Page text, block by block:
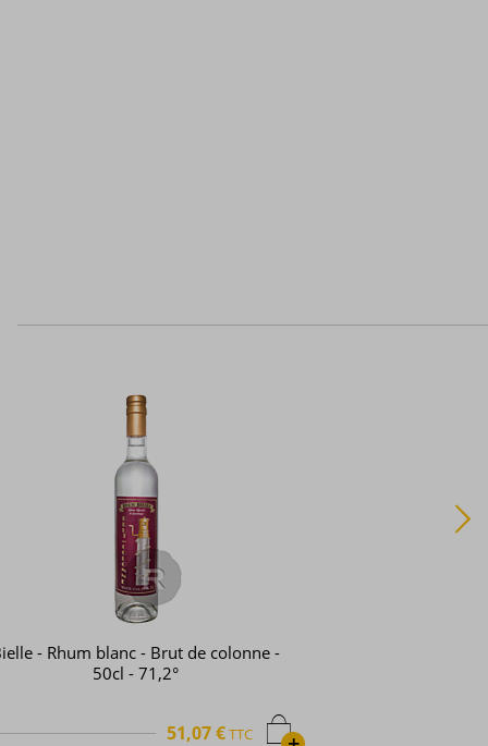
Père Labat - Rhum ambré - Le Rhum
Soleil - 1L - 55°
37,46 € TTC